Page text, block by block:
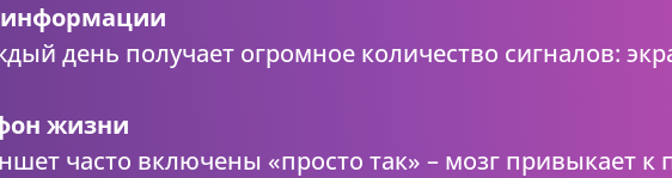
информации
день получает огромное количество сигналов:
жизни
часто включены «просто так» – мозг привыкает к